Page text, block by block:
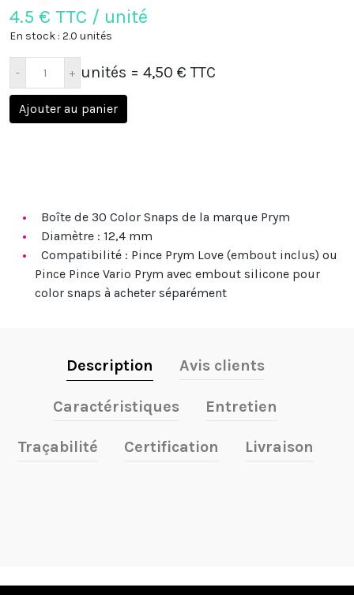
4.5 € TTC / unité
En stock : 2.0 unités
unités = 4,50 € TTC
Ajouter au panier
Boîte de 30 Color Snaps de la marque Prym
Diamètre : 12,4 mm
Compatibilité : Pince Prym Love (embout inclus) ou
Pince Pince Vario Prym avec embout silicone pour
color snaps à acheter séparément
Description Avis clients
Caractéristiques Entretien
Traçabilité Certification Livraison